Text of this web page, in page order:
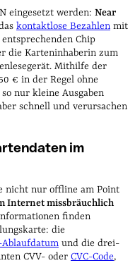
eingesetzt werden: Near
kontaktlose Bezahlen mit
Chip
die Karteninhaberin zum
Mithilfe der
€ in der Regel ohne
nur kleine Ausgaben
schnell und verursachen
im
nicht nur offline am Point
Internet missbräuchlich
finden
die
und die drei-
CVV- oder CVC-Code,